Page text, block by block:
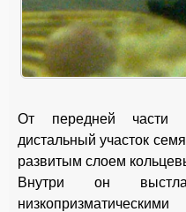
От передней части
дистальный участок
развитым слоем
Внутри он